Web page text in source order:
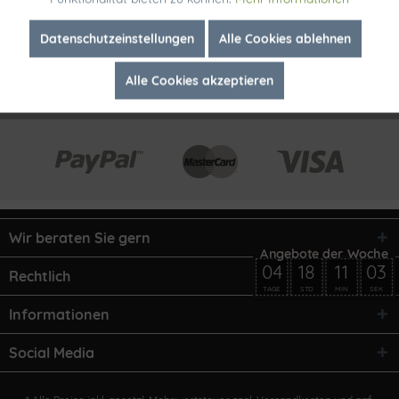
Wir beraten Sie gern
Rechtlich
Informationen
Social Media
Marketing Inaktiv
Datenschutzeinstellungen Alle Cookies ablehnen
Alle Cookies akzeptieren
04
TAGE
18
STD
11
MIN
03
SEK